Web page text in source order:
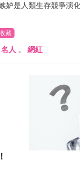
妒是人類生存競爭演
收藏
名人 、 網紅